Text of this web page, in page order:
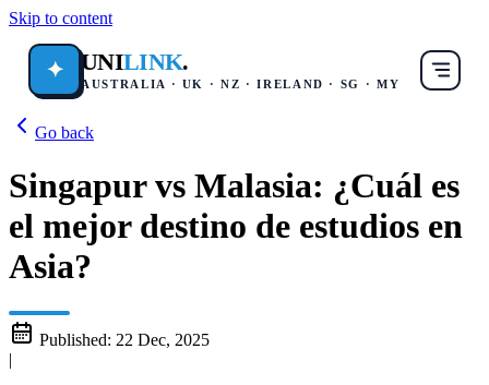
Skip to content
✦ UNILINK.
AUSTRALIA · UK · NZ · IRELAND · SG · MY
Go back
Singapur vs Malasia: ¿Cuál es
el mejor destino de estudios en
Asia?
Published: 22 Dec, 2025
|